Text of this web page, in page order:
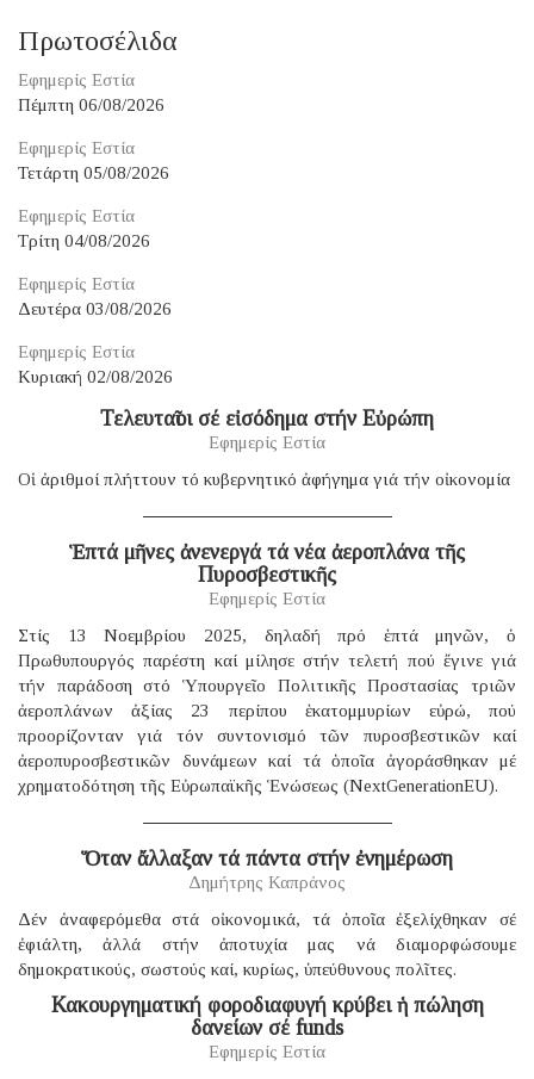
Πρωτοσέλιδα
Εφημερίς Εστία
Πέμπτη 06/08/2026
Εφημερίς Εστία
Τετάρτη 05/08/2026
Εφημερίς Εστία
Τρίτη 04/08/2026
Εφημερίς Εστία
Δευτέρα 03/08/2026
Εφημερίς Εστία
Κυριακή 02/08/2026
Τελευταῖοι σέ εἰσόδημα στήν Εὐρώπη
Εφημερίς Εστία
Οἱ ἀριθμοί πλήττουν τό κυβερνητικό ἀφήγημα γιά τήν οἰκονομία
Ἑπτά μῆνες ἀνενεργά τά νέα ἀεροπλάνα τῆς
Πυροσβεστικῆς
Εφημερίς Εστία
Στίς 13 Νοεμβρίου 2025, δηλαδή πρό ἑπτά μηνῶν, ὁ
Πρωθυπουργός παρέστη καί μίλησε στήν τελετή πού ἔγινε γιά
τήν παράδοση στό Ὑπουργεῖο Πολιτικῆς Προστασίας τριῶν
ἀεροπλάνων ἀξίας 23 περίπου ἑκατομμυρίων εὐρώ, πού
προορίζονταν γιά τόν συντονισμό τῶν πυροσβεστικῶν καί
ἀεροπυροσβεστικῶν δυνάμεων καί τά ὁποῖα ἀγοράσθηκαν μέ
χρηματοδότηση τῆς Εὐρωπαϊκῆς Ἑνώσεως (NextGenerationEU).
Ὅταν ἄλλαξαν τά πάντα στήν ἐνημέρωση
Δημήτρης Καπράνος
Δέν ἀναφερόμεθα στά οἰκονομικά, τά ὁποῖα ἐξελίχθηκαν σέ
ἐφιάλτη, ἀλλά στήν ἀποτυχία μας νά διαμορφώσουμε
δημοκρατικούς, σωστούς καί, κυρίως, ὑπεύθυνους πολῖτες.
Κακουργηματική φοροδιαφυγή κρύβει ἡ πώληση
δανείων σέ funds
Εφημερίς Εστία